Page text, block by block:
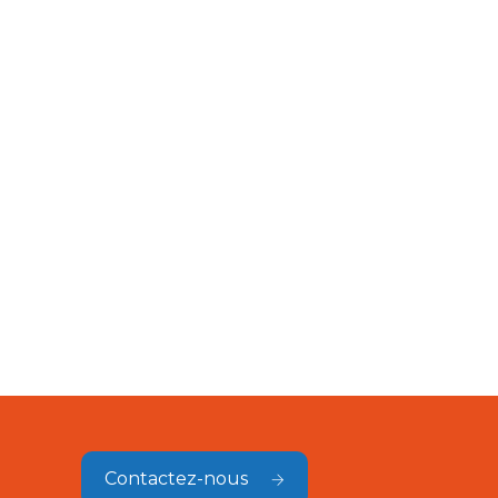
Contactez-nous